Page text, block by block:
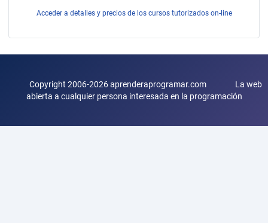
Acceder a detalles y precios de los cursos tutorizados on-line
Copyright 2006-2026 aprenderaprogramar.com La web
abierta a cualquier persona interesada en la programación